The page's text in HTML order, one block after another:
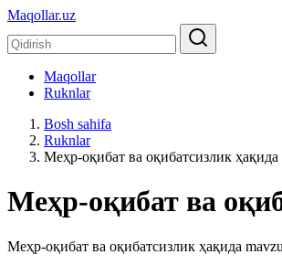
Maqollar.uz
Maqollar
Ruknlar
Bosh sahifa
Ruknlar
Меҳр-оқибат ва оқибатсизлик ҳақида
Меҳр-оқибат ва
Меҳр-оқибат ва оқибатсизлик ҳақида